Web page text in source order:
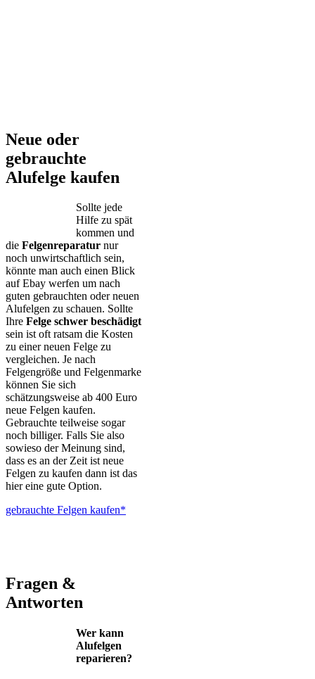
Neue oder
gebrauchte
Alufelge kaufen
Sollte jede
Hilfe zu spät
kommen und
die Felgenreparatur nur
noch unwirtschaftlich sein,
könnte man auch einen Blick
auf Ebay werfen um nach
guten gebrauchten oder neuen
Alufelgen zu schauen. Sollte
Ihre Felge schwer beschädigt
sein ist oft ratsam die Kosten
zu einer neuen Felge zu
vergleichen. Je nach
Felgengröße und Felgenmarke
können Sie sich
schätzungsweise ab 400 Euro
neue Felgen kaufen.
Gebrauchte teilweise sogar
noch billiger. Falls Sie also
sowieso der Meinung sind,
dass es an der Zeit ist neue
Felgen zu kaufen dann ist das
hier eine gute Option.
gebrauchte Felgen kaufen*
Fragen &
Antworten
Wer kann
Alufelgen
reparieren?